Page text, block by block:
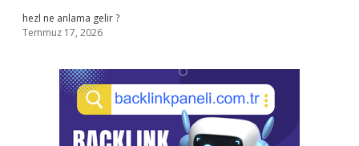
hezl ne anlama gelir ?
Temmuz 17, 2026